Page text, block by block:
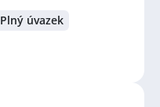
Plný úvazek